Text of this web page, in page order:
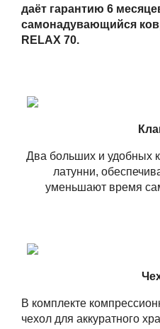
даёт гарантию 6
самонадувающийся
RELAX 70.
Два больших и удобных
латунни,
уменьшают время
В комплекте
чехол для аккуратного